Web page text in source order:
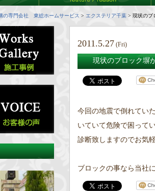
の専門会社 東総ホームサービス > エクステリア千葉 > 現状のブ
2011.5.27 (Fri)
現状のブロック塀
今回の地震で倒れてい
いていて危険で困って
診断致しますのでお気
ブロックの事なら当社